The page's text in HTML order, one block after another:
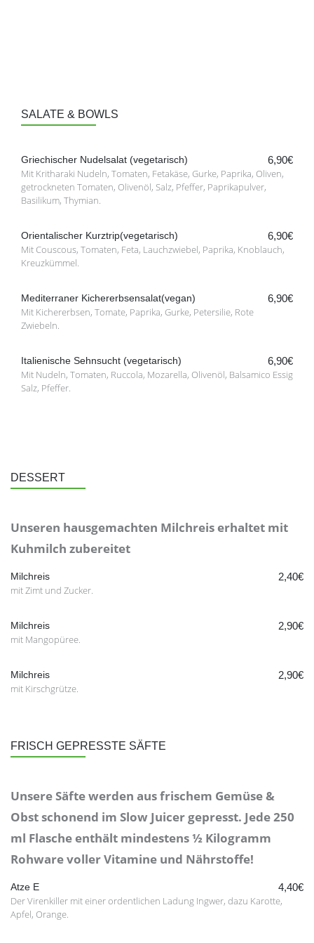
SALATE & BOWLS
6,90€
Griechischer Nudelsalat (vegetarisch)
Mit Kritharaki Nudeln, Tomaten, Fetakäse, Gurke, Paprika, Oliven,
getrockneten Tomaten, Olivenöl, Salz, Pfeffer, Paprikapulver,
Basilikum, Thymian.
6,90€
Orientalischer Kurztrip(vegetarisch)
Mit Couscous, Tomaten, Feta, Lauchzwiebel, Paprika, Knoblauch,
Kreuzkümmel.
6,90€
Mediterraner Kichererbsensalat(vegan)
Mit Kichererbsen, Tomate, Paprika, Gurke, Petersilie, Rote
Zwiebeln.
6,90€
Italienische Sehnsucht (vegetarisch)
Mit Nudeln, Tomaten, Ruccola, Mozarella, Olivenöl, Balsamico Essig
Salz, Pfeffer.
DESSERT
Unseren hausgemachten Milchreis erhaltet mit
Kuhmilch zubereitet
2,40€
Milchreis
mit Zimt und Zucker.
2,90€
Milchreis
mit Mangopüree.
2,90€
Milchreis
mit Kirschgrütze.
FRISCH GEPRESSTE SÄFTE
Unsere Säfte werden aus frischem Gemüse &
Obst schonend im Slow Juicer gepresst. Jede 250
ml Flasche enthält mindestens ½ Kilogramm
Rohware voller Vitamine und Nährstoffe!
4,40€
Atze E
Der Virenkiller mit einer ordentlichen Ladung Ingwer, dazu Karotte,
Apfel, Orange.